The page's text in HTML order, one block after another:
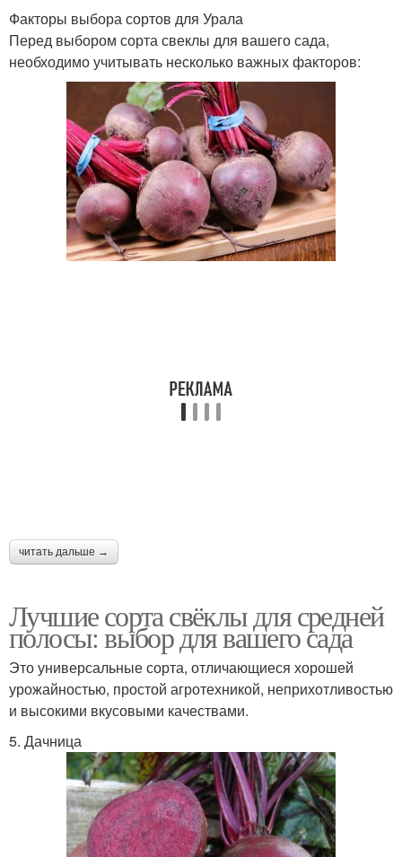
Факторы выбора сортов для Урала
Перед выбором сорта свеклы для вашего сада,
необходимо учитывать несколько важных факторов:
читать дальше →
Лучшие сорта свёклы для средней
полосы: выбор для вашего сада
Это универсальные сорта, отличающиеся хорошей
урожайностью, простой агротехникой, неприхотливостью
и высокими вкусовыми качествами.
5. Дачница